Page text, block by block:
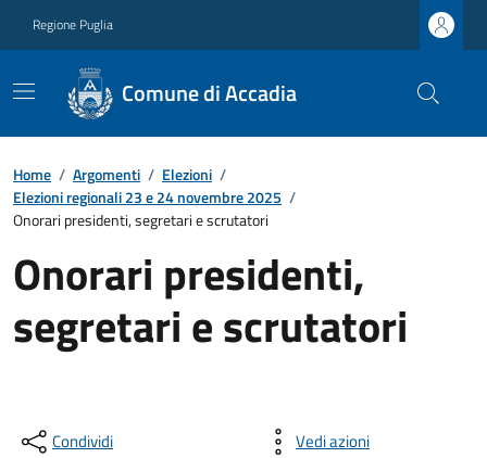
Regione Puglia
Comune di Accadia
Home / Argomenti / Elezioni /
Elezioni regionali 23 e 24 novembre 2025 /
Onorari presidenti, segretari e scrutatori
Onorari presidenti,
segretari e scrutatori
Condividi Vedi azioni